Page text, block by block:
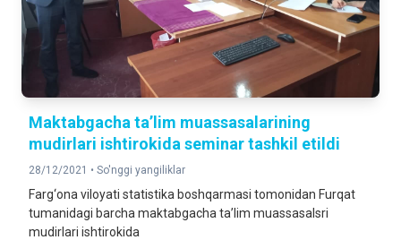
Maktabgacha ta’lim muassasalarining
mudirlari ishtirokida seminar tashkil etildi
28/12/2021 • So'nggi yangiliklar
Farg‘ona viloyati statistika boshqarmasi tomonidan Furqat
tumanidagi barcha maktabgacha ta’lim muassasalsri
mudirlari ishtirokida